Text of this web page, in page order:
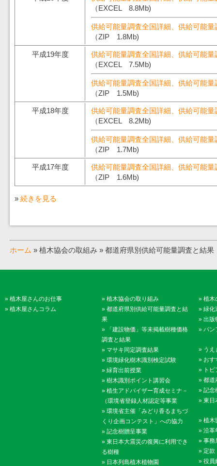
（EXCEL 8.8Mb)
供給可能量調査全国詳細、供給可能
（ZIP 1.8Mb)
平成19年度
供給可能量調査全国詳細、供給可能
（EXCEL 7.5Mb)
供給可能量調査全国詳細、供給可能
（ZIP 1.5Mb)
平成18年度
供給可能量調査全国詳細、供給可能
（EXCEL 8.2Mb)
供給可能量調査全国詳細、供給可能
（ZIP 1.7Mb)
平成17年度
供給可能量調査全国詳細、供給可能
（ZIP 1.6Mb)
» 続きを見る
ホーム » 植木協会の取組み » 都道府県別供給可能量調査と結果
» 植木屋さんのお仕事
» 植木屋さんコラム
» 植木協会の取り組み
» 都道府県別供給可能量調査と結
果
»
「建設物価」等未掲載樹種価格
調査と結果
» マサキ同定調査結果
» 環境緑化樹木識別検定試験
» 緑育出前授業
» 樹木識別ポイント講習会
» 植生アドバイザー育成セミナ－
（環境省登録人材認定等事業
» 環境省主催「みどり香るまちづ
くり企画コンテスト」への協力
» 記念樹贈呈事業
» 東日本大震災の復興に利用でき
る樹種
» 日本列島植木植物園
» 植木
» 緑化
» 出版
» パン
» うえ
» おす
» ト
» 都道
» 記念
» 東日
» 植木
» 沿革
» 事務
» 定款
» 役員